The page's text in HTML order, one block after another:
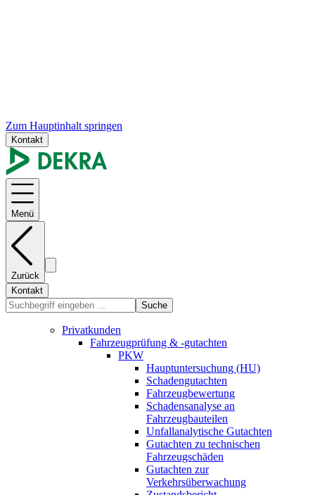
Zum Hauptinhalt springen
Kontakt
Menü
Zurück
Kontakt
Suche
Privatkunden
Fahrzeugprüfung & -gutachten
PKW
Hauptuntersuchung (HU)
Schadengutachten
Fahrzeugbewertung
Schadensanalyse an
Fahrzeugbauteilen
Unfallanalytische Gutachten
Gutachten zu technischen
Fahrzeugschäden
Gutachten zur
Verkehrsüberwachung